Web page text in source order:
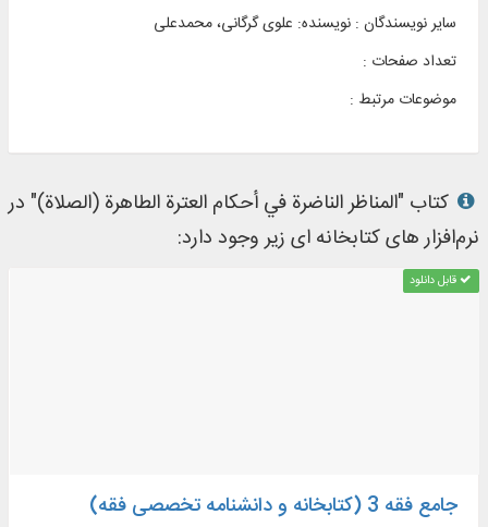
سایر نویسندگان : نویسنده: علوی گرگانی، محمدعلی
تعداد صفحات :
موضوعات مرتبط :
کتاب "المناظر الناضرة في أحکام العترة الطاهرة (الصلاة)" در
نرم‌افزار های کتابخانه ای زیر وجود دارد:
قابل دانلود
جامع فقه 3 (کتابخانه و دانشنامه تخصصی فقه)